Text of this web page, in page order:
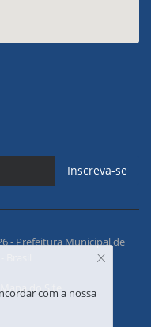
Inscreva-se
- Prefeitura Municipal de
Mapa do Sitecom a nossa